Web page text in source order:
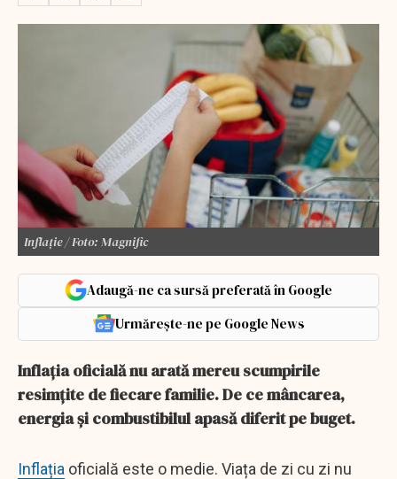
Inflație / Foto: Magnific
Adaugă-ne ca sursă preferată în Google
Urmărește-ne pe Google News
Inflația oficială nu arată mereu scumpirile
resimțite de fiecare familie. De ce mâncarea,
energia și combustibilul apasă diferit pe buget.
Inflația oficială este o medie. Viața de zi cu zi nu